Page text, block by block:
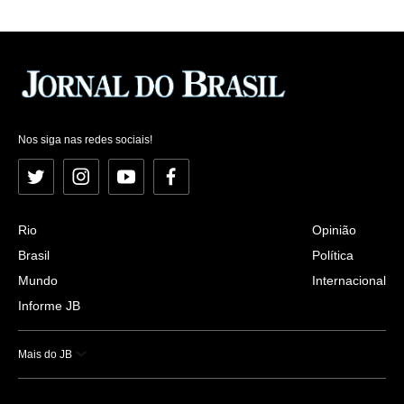
Nos siga nas redes sociais!
Twitter InstagramYouTubeFacebook
Rio
Brasil
Mundo
Informe JB
Opinião
Política
Internacional
Mais do JB
Esportes